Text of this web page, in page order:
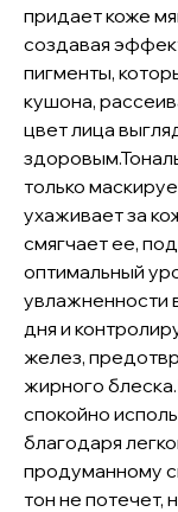
придает коже
создавая
пигменты,
кушона,
цвет лица
только
ухаживает за
смягчает ее,
оптимальный
увлажненности
дня и
желез,
жирного
спокойно
благодаря
продуманному
тон не потечет,